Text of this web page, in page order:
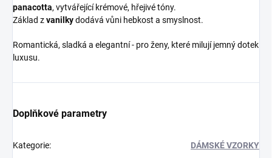
panacotta, vytvářející krémové, hřejivé tóny.
Základ zvanilkydodává vůni hebkost a smyslnost.
Romantická, sladká a elegantní - pro ženy, které milují jemný dotek
luxusu.
Doplňkové parametry
Kategorie: DÁMSKÉ VZORKY